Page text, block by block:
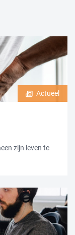
Actueel
zijn leven te